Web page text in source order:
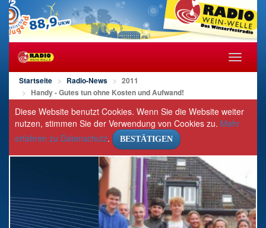
öffnen/
Startseite Radio-News
2011
Handy - Gutes tun ohne Kosten und Aufwand!
Diese Website benutzt Cookies. Wenn Sie die Website weiter
nutzen, stimmen Sie der Verwendung von Cookies zu. Mehr
erfahren zu Datenschutz. BESTÄTIGEN